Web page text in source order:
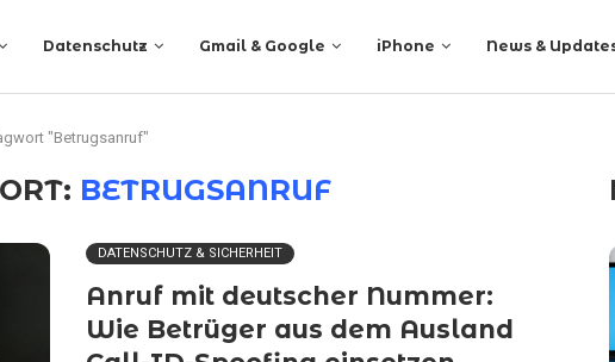
Datenschutz Gmail & Google iPhone News &
"Betrugsanruf"
BETRUGSANRUF
DATENSCHUTZ & SICHERHEIT
Anruf mit deutscher Nummer:
Wie Betrüger aus dem Ausland